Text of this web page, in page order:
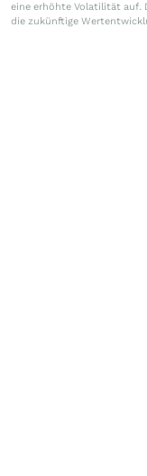
eine erhöhte Volatilität auf.
die zukünftige